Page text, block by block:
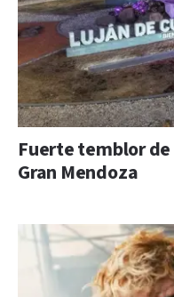
Fuerte temblor
Gran Mendoza